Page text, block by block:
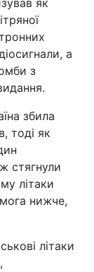
як
а
з
збила
тоді як
стягнули
літаки
нижче,
літаки